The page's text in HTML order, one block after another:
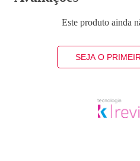
Este produto ainda
SEJA O